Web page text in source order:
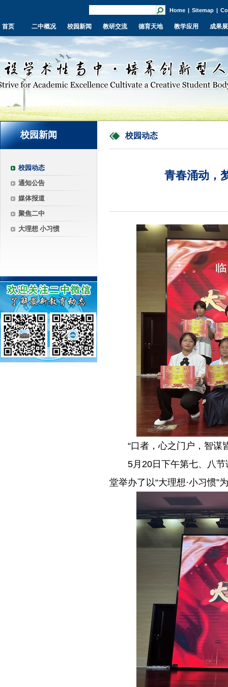
Home | Sitemap |
首页 二中概况 校园新闻 教研交流 德育天地 教学应用 成果
校园新闻
校园动态
通知公告
媒体报道
聚焦二中
大理想 小习惯
校园动态
青春涌动，
“口者，心之门户，智谋
5月20日下午第七、八
堂举办了以“大理想·小习惯”